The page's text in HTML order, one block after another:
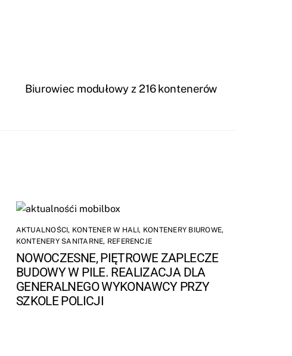
Biurowiec modułowy z 216 kontenerów
AKTUALNOŚCI, KONTENER W HALI, KONTENERY BIUROWE,
KONTENERY SANITARNE, REFERENCJE
NOWOCZESNE, PIĘTROWE ZAPLECZE
BUDOWY W PILE. REALIZACJA DLA
GENERALNEGO WYKONAWCY PRZY
SZKOLE POLICJI